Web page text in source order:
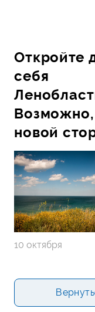
Откройте
себя
новой
10 октября